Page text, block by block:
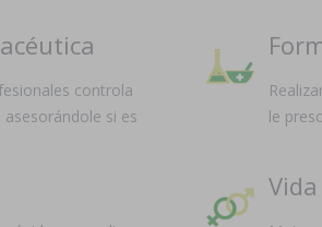
controla
si es
le